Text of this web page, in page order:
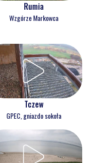
Rumia
Wzgórze Markowca
Tczew
GPEC, gniazdo sokoła